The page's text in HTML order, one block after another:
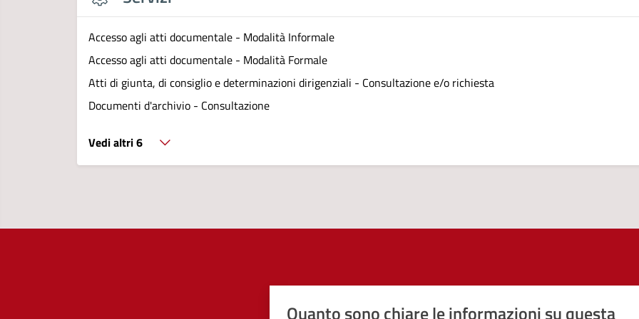
Accesso agli atti documentale - Modalità Informale
Accesso agli atti documentale - Modalità Formale
Atti di giunta, di consiglio e determinazioni dirigenziali - Consultazione e/o richiesta
Documenti d'archivio - Consultazione
Vedi altri 6
Quanto sono chiare le informazioni su questa